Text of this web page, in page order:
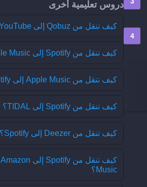
دروس تعليمية أخرى
كيف تنقل من Qobuz إلى YouTube؟
كيف تنقل من Spotify إلى Apple Music؟
كيف تنقل من Apple Music إلى Spotify؟
كيف تنقل من Spotify إلى TIDAL؟
كيف تنقل من Deezer إلى Spotify؟
كيف تنقل من Spotify إلى Amazon
Music؟